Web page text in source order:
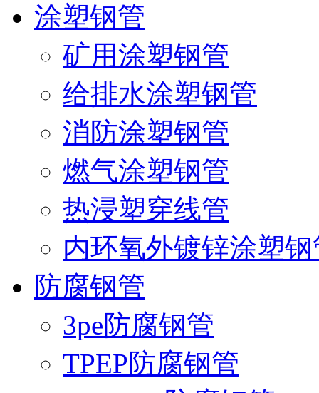
涂塑钢管
矿用涂塑钢管
给排水涂塑钢管
消防涂塑钢管
燃气涂塑钢管
热浸塑穿线管
内环氧外镀锌涂塑钢
防腐钢管
3pe防腐钢管
TPEP防腐钢管